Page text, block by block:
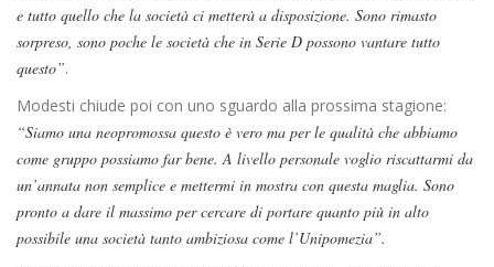
e tutto quello che la società ci metterà a disposizione. Sono rimasto
sorpreso, sono poche le società che in Serie D possono vantare tutto
questo”.
Modesti chiude poi con uno sguardo alla prossima stagione:
“Siamo una neopromossa questo è vero ma per le qualità che abbiamo
come gruppo possiamo far bene. A livello personale voglio riscattarmi da
un’annata non semplice e mettermi in mostra con questa maglia. Sono
pronto a dare il massimo per cercare di portare quanto più in alto
possibile una società tanto ambiziosa come l’Unipomezia”.